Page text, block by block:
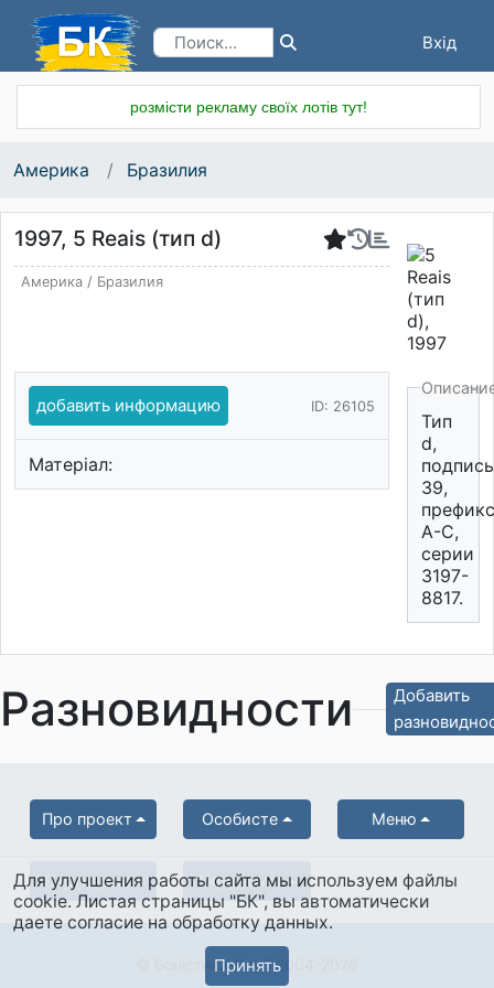
Вхід
розмісти рекламу своїх лотів тут!
Америка Бразилия
1997, 5 Reais (тип d)
Америка/ Бразилия
добавить информацию ID: 26105
Матеріал:
Тип
d,
подпись
39,
префикс
А-С,
серии
3197-
8817.
Разновидности
Добавить
Про проект Особисте Меню
Партнерам Українська
© Боністика-Клуб 2004-2026
Для улучшения работы сайта мы используем файлы
cookie. Листая страницы "БК", вы автоматически
даете согласие на обработку данных.
Принять